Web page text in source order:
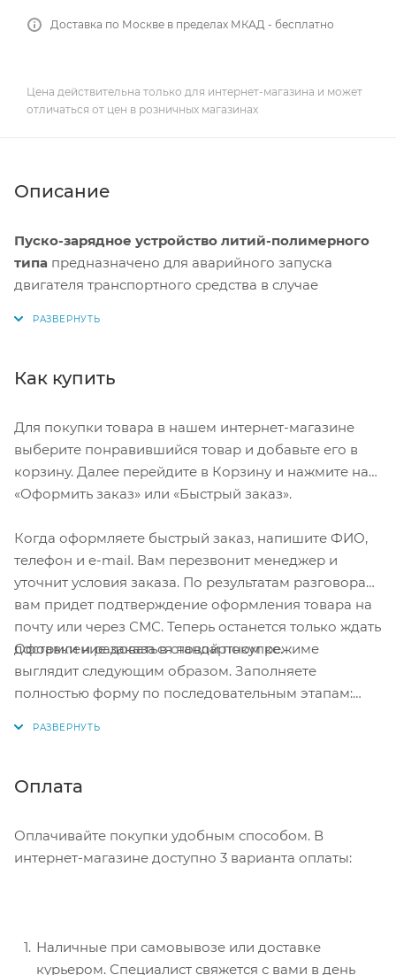
Доставка по Москве в пределах МКАД - бесплатно
Цена действительна только для интернет-магазина и может
отличаться от цен в розничных магазинах
Описание
Пуско-зарядное устройство литий-полимерного
типа предназначено для аварийного запуска
двигателя транспортного средства в случае
работы широкого ряда мобильной техники и
Портативное пусковое устройство для автомобиля
— это не роскошь, а необходимость, такой агрегат
должен быть у каждого автовладельца! Суровые
российские зимы диктуют свои правила, они
препятствуют нормальному функционированию
двигателя и узлов машины в холодную погоду...
Зачастую при таких условиях разряжаются
аккумуляторы, причём случается такое в очень
неподходящий момент, когда срочно нужно ехать
по делам. Пусковые системы помогут запустить
остывший двигатель и не «посадить в ноль»
аккумулятор.
Напряжение на клеммах: 14,8-16,2V
Пиковый ток: 650 А
Вт*час
Как купить
Для покупки товара в нашем интернет-магазине
выберите понравившийся товар и добавьте его в
корзину. Далее перейдите в Корзину и нажмите на
«Оформить заказ» или «Быстрый заказ».
Когда оформляете быстрый заказ, напишите ФИО,
телефон и e-mail. Вам перезвонит менеджер и
уточнит условия заказа. По результатам разговора
вам придет подтверждение оформления товара на
почту или через СМС. Теперь останется только ждать
доставки и радоваться новой покупке.
Оформление заказа в стандартном режиме
выглядит следующим образом. Заполняете
полностью форму по последовательным этапам:
Нажмите кнопку «Оформить заказ».
Оплата
Оплачивайте покупки удобным способом. В
интернет-магазине доступно 3 варианта оплаты:
Наличные при самовывозе или доставке
курьером. Специалист свяжется с вами в день